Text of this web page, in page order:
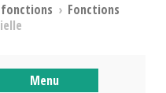
› Fonctions
Menu